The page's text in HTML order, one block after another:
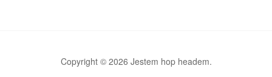
Copyright © 2026 Jestem hop headem.